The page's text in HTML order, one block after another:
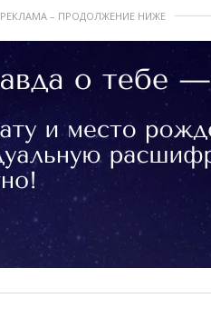
РЕКЛАМА – ПРОДОЛЖЕНИЕ НИЖЕ